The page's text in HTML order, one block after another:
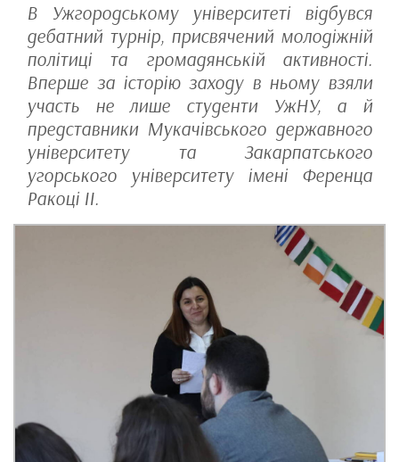
В Ужгородському університеті відбувся
дебатний турнір, присвячений молодіжній
політиці та громадянській активності.
Вперше за історію заходу в ньому взяли
участь не лише студенти УжНУ, а й
представники Мукачівського державного
університету та Закарпатського
угорського університету імені Ференца
Ракоці II.